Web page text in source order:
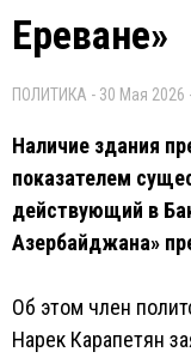
Ереване»
ПОЛИТИКА - 30 Мая
Наличие здания
показателем
действующий в
Азербайджана»
Об этом член
Нарек Карапетян